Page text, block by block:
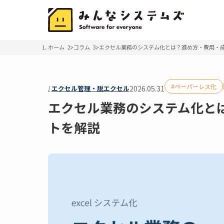
ホーム コラム エクセル業務のシステム化とは？進め方・費用・
エクセル管理・脱エクセル2026.05.31 ペーパーレス化
エクセル業務のシステム化
トを解説